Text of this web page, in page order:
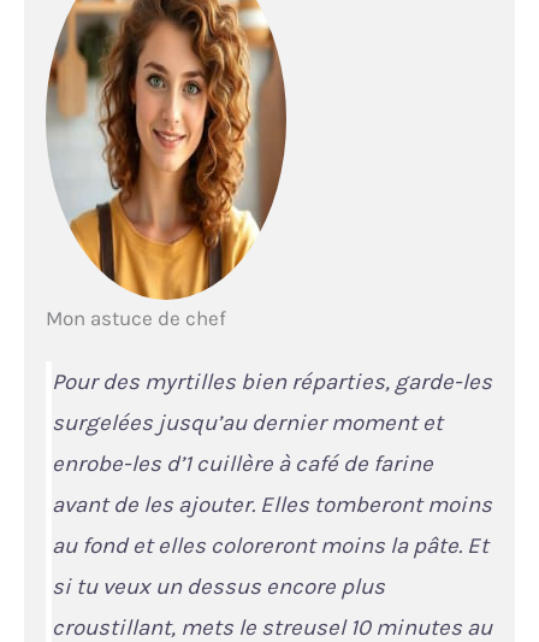
Mon astuce de chef
Pour des myrtilles bien réparties, garde-les
surgelées jusqu’au dernier moment et
enrobe-les d’1 cuillère à café de farine
avant de les ajouter. Elles tomberont moins
au fond et elles coloreront moins la pâte. Et
si tu veux un dessus encore plus
croustillant, mets le streusel 10 minutes au